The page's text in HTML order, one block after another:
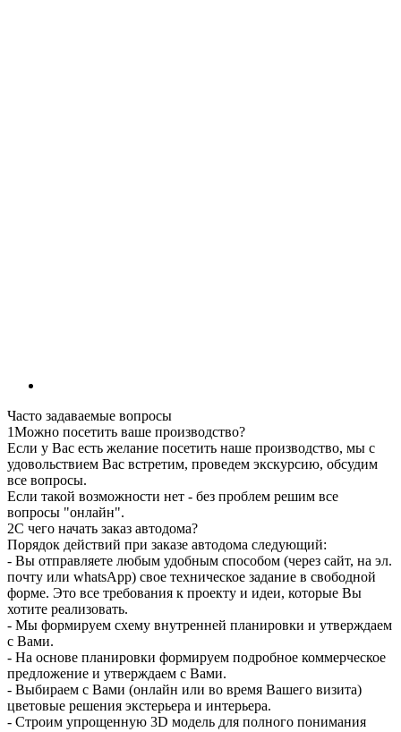
Часто задаваемые вопросы
1Можно посетить ваше производство?
Если у Вас есть желание посетить наше производство, мы с
удовольствием Вас встретим, проведем экскурсию, обсудим
все вопросы.
Если такой возможности нет - без проблем решим все
вопросы "онлайн".
2С чего начать заказ автодома?
Порядок действий при заказе автодома следующий:
- Вы отправляете любым удобным способом (через сайт, на эл.
почту или whatsApp) свое техническое задание в свободной
форме. Это все требования к проекту и идеи, которые Вы
хотите реализовать.
- Мы формируем схему внутренней планировки и утверждаем
с Вами.
- На основе планировки формируем подробное коммерческое
предложение и утверждаем с Вами.
- Выбираем с Вами (онлайн или во время Вашего визита)
цветовые решения экстерьера и интерьера.
- Строим упрощенную 3D модель для полного понимания